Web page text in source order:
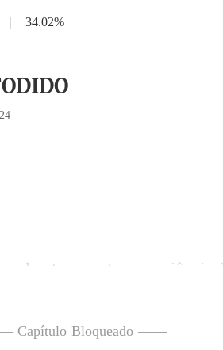
| 34.02%
a boate, sem ter consciência
calça jeans,
Capítulo Bloqueado ——